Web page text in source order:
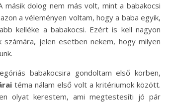
másik dolog nem más volt, mint a babakocsi
a véleményen voltam, hogy a baba egyik,
kelléke a babakocsi. Ezért is kell nagyon
számára, jelen esetben nekem, hogy milyen
babakocsira gondoltam első körben,
téma nálam első volt a kritériumok között.
olyat kerestem, ami megtestesíti jó pár